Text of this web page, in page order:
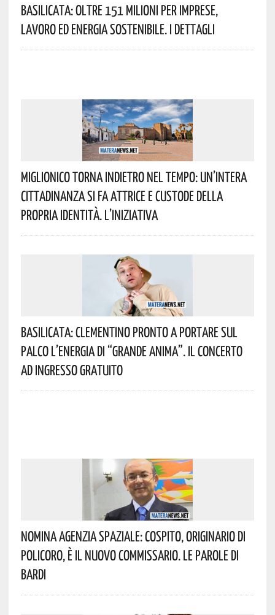
Basilicata: Oltre 151 Milioni Per Imprese,
Lavoro Ed Energia Sostenibile. I Dettagli
Miglionico Torna Indietro Nel Tempo: Un’intera
Cittadinanza Si Fa Attrice E Custode Della
Propria Identità. L’iniziativa
Basilicata: Clementino Pronto A Portare Sul
Palco L’energia Di “Grande Anima”. Il Concerto
Ad Ingresso Gratuito
Nomina Agenzia Spaziale: Cospito, Originario Di
Policoro, È Il Nuovo Commissario. Le Parole Di
Bardi